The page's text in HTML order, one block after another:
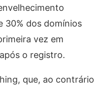
30% dos domínios
vez em
o registro.
que, ao contrário